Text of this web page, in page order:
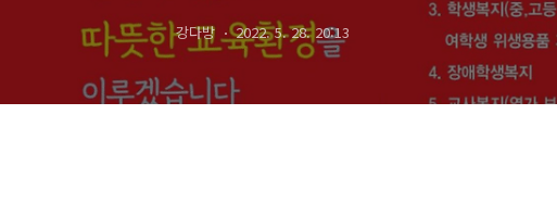
강다방 2022. 5. 28. 20:13